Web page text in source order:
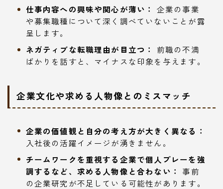
仕事内容への興味や関心が薄い：
企業の事業
や募集職種について深く調べていないことが露
呈します。
ネガティブな転職理由が目立つ：
前職の不満
ばかりを話すと、マイナスな印象を与えます。
企業文化や求める人物像とのミスマッチ
企業の価値観と自分の考え方が大きく異なる：
入社後の活躍イメージが湧きません。
チームワークを重視する企業で個人プレーを強
調するなど、求める人物像と合わない： 事前
の企業研究が不足している可能性があります。